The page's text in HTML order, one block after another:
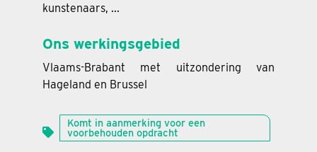
kunstenaars, ...
Ons werkingsgebied
Vlaams-Brabant met uitzondering van
Hageland en Brussel
Komt in aanmerking voor een
voorbehouden opdracht